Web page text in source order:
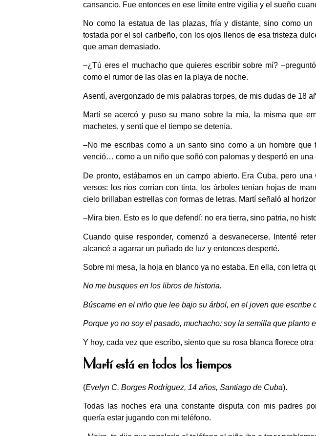
cansancio. Fue entonces en ese límite entre vigilia y el sueño
No como la estatua de las plazas, fría y distante, sino como un
tostada por el sol caribeño, con los ojos llenos de esa tristeza
que aman demasiado.
–¿Tú eres el muchacho que quieres escribir sobre mí?
como el rumor de las olas en la playa de noche.
Asentí, avergonzado de mis palabras torpes, de mis dudas de 18
Martí se acercó y puso su mano sobre la mía, la misma que
machetes, y sentí que el tiempo se detenía.
–No me escribas como a un santo sino como a un hombre que
venció… como a un niño que soñó con palomas y despertó en una
De pronto, estábamos en un campo abierto. Era Cuba, pero
versos: los ríos corrían con tinta, los árboles tenían hojas de
cielo brillaban estrellas con formas de letras. Martí señaló al
–Mira bien. Esto es lo que defendí: no era tierra, sino patria, no
Cuando quise responder, comenzó a desvanecerse. Intenté
alcancé a agarrar un puñado de luz y entonces desperté.
Sobre mi mesa, la hoja en blanco ya no estaba. En ella, con letra
No me busques en los libros de historia.
Búscame en el niño que lee bajo su árbol, en el joven que escribe
Porque yo no soy el pasado, muchacho: soy la semilla que planto
Y hoy, cada vez que escribo, siento que su rosa blanca florece otra
Martí está en todos los tiempos
(Evelyn C. Borges Rodríguez, 14 años, Santiago de Cuba).
Todas las noches era una constante disputa con mis padres
quería estar jugando con mi teléfono.